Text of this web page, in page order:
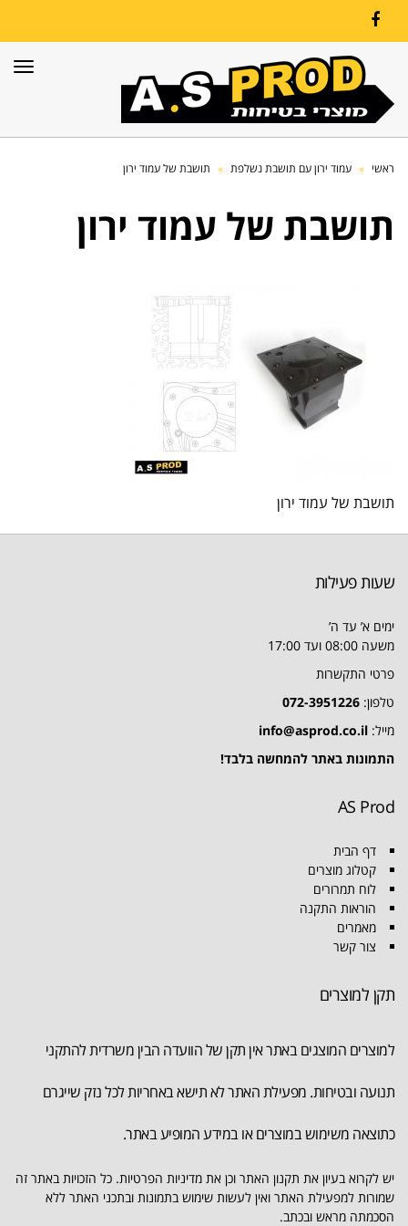
Facebook
ראשי » עמוד ירון עם תושבת נשלפת » תושבת של עמוד ירון
תושבת של עמוד ירון
תושבת של עמוד ירון
שעות פעילות
ימים א’ עד ה’
משעה 08:00 ועד 17:00
פרטי התקשרות
טלפון: 072-3951226
מייל: info@asprod.co.il
התמונות באתר להמחשה בלבד!
AS Prod
דף הבית
קטלוג מוצרים
לוח תמרורים
הוראות התקנה
מאמרים
צור קשר
תקן למוצרים
למוצרים המוצגים באתר אין תקן של הוועדה הבין משרדית להתקני
תנועה ובטיחות. מפעילת האתר לא תישא באחריות לכל נזק שייגרם
כתוצאה משימוש במוצרים או במידע המופיע באתר.
יש לקרוא בעיון את תקנון האתר וכן את מדיניות הפרטיות. כל הזכויות באתר זה
שמורות למפעילת האתר ואין לעשות שימוש בתמונות ובתכני האתר ללא
הסכמתה מראש ובכתב.